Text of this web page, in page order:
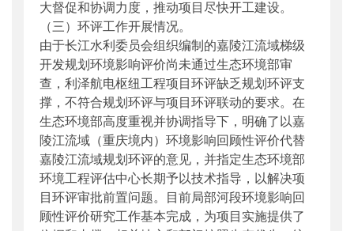
大督促和协调力度，推动项目尽快开工建设。
（三）环评工作开展情况。
由于长江水利委员会组织编制的嘉陵江流域梯级
开发规划环境影响评价尚未通过生态环境部审
查，利泽航电枢纽工程项目环评缺乏规划环评支
撑，不符合规划环评与项目环评联动的要求。在
生态环境部高度重视并协调指导下，明确了以嘉
陵江流域（重庆境内）环境影响回顾性评价代替
嘉陵江流域规划环评的意见，并指定生态环境部
环境工程评估中心长期予以技术指导，以解决项
目环评审批前置问题。目前局部河段环境影响回
顾性评价研究工作基本完成，为项目实施提供了